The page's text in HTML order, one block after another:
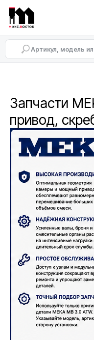
Запчасти
привод,